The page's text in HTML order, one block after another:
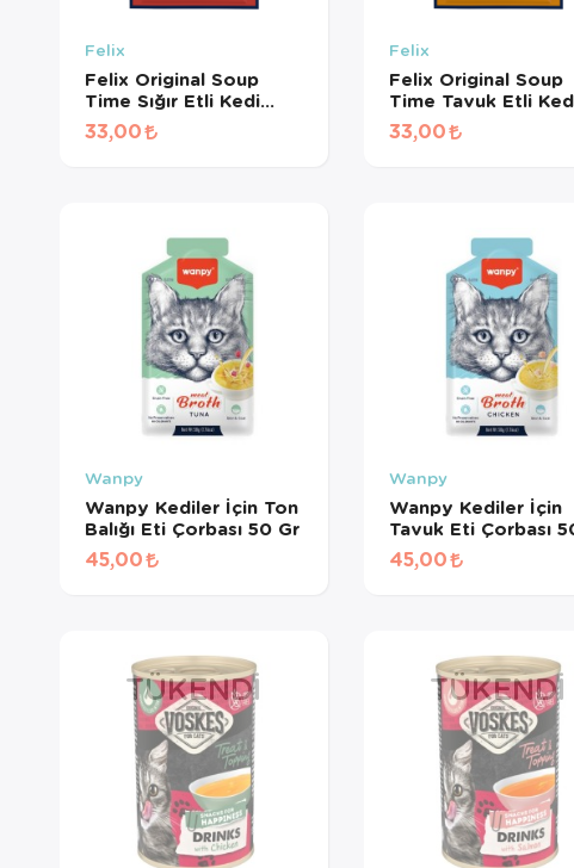
Felix
Felix Original Soup
Time Sığır Etli Kedi
Çorbası 48 Gr
33,00
Felix
Felix Original Soup
Time Tavuk Etli
Çorbası 48 Gr
33,00
Wanpy
Wanpy Kediler İçin Ton
Balığı Eti Çorbası 50 Gr
45,00
Wanpy
Wanpy Kediler İçin
Tavuk Eti Çorbası
Gr
45,00
TÜKENDI TÜKENDI